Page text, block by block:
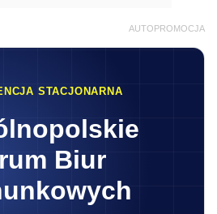
AUTOPROMOCJA
STACJONARNA
Biur